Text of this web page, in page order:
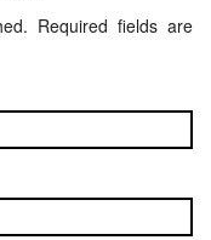
Required fields are